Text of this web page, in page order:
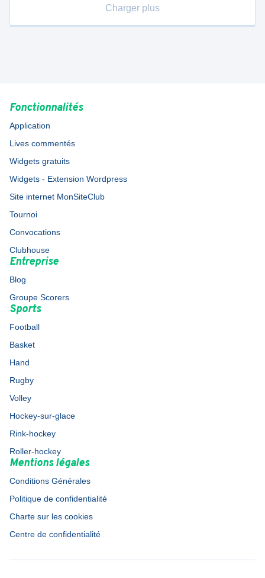
Charger plus
Fonctionnalités
Application
Lives commentés
Widgets gratuits
Widgets - Extension Wordpress
Site internet MonSiteClub
Tournoi
Convocations
Clubhouse
Entreprise
Blog
Groupe Scorers
Sports
Football
Basket
Hand
Rugby
Volley
Hockey-sur-glace
Rink-hockey
Roller-hockey
Mentions légales
Conditions Générales
Politique de confidentialité
Charte sur les cookies
Centre de confidentialité